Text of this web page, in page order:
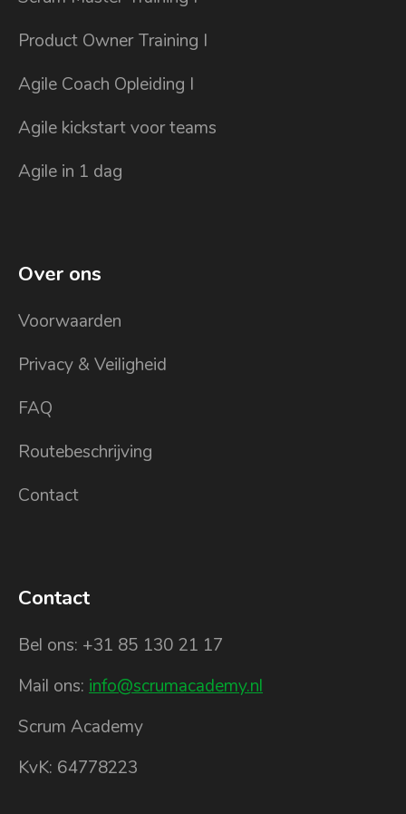
Product Owner Training I
Agile Coach Opleiding I
Agile kickstart voor teams
Agile in 1 dag
Over ons
Voorwaarden
Privacy & Veiligheid
FAQ
Routebeschrijving
Contact
Contact
Bel ons: +31 85 130 21 17
Mail ons: info@scrumacademy.nl
Scrum Academy
KvK: 64778223